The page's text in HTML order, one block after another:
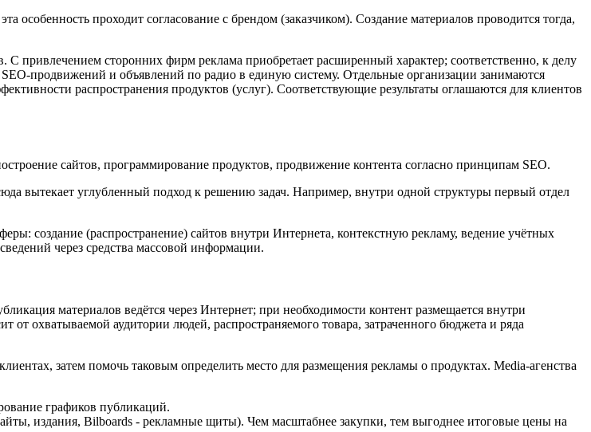
особенность проходит согласование с брендом (заказчиком). Создание материалов проводится тогда,
С привлечением сторонних фирм реклама приобретает расширенный характер; соответственно, к делу
продвижений и объявлений по радио в единую систему. Отдельные организации занимаются
распространения продуктов (услуг). Соответствующие результаты оглашаются для клиентов
сайтов, программирование продуктов, продвижение контента согласно принципам SEO.
вытекает углубленный подход к решению задач. Например, внутри одной структуры первый отдел
создание (распространение) сайтов внутри Интернета, контекстную рекламу, ведение учётных
через средства массовой информации.
материалов ведётся через Интернет; при необходимости контент размещается внутри
охватываемой аудитории людей, распространяемого товара, затраченного бюджета и ряда
затем помочь таковым определить место для размещения рекламы о продуктах. Media-агенства
графиков публикаций.
издания, Bilboards - рекламные щиты). Чем масштабнее закупки, тем выгоднее итоговые цены на